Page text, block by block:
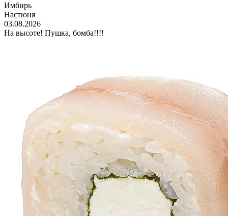
Имбирь
Настюня
03.08.2026
На высоте! Пушка, бомба!!!!